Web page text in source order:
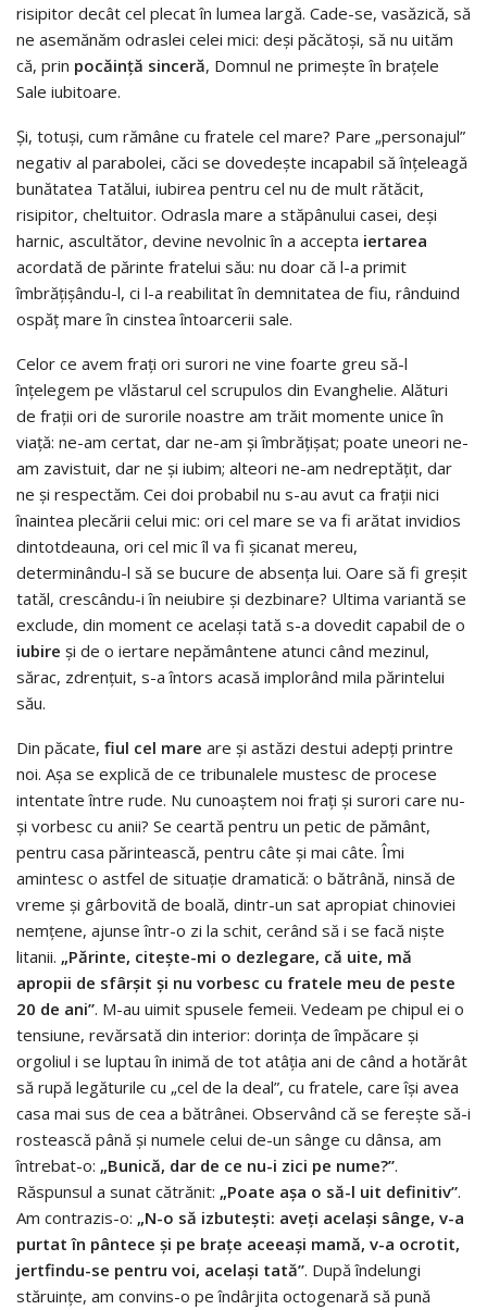
risipitor decât cel plecat în lumea largă. Cade-se, vasăzică, să
ne asemănăm odraslei celei mici: deși păcătoși, să nu uităm
că, prin pocăință sinceră, Domnul ne primește în brațele
Sale iubitoare.
Și, totuși, cum rămâne cu fratele cel mare? Pare „personajul”
negativ al parabolei, căci se dovedește incapabil să înțeleagă
bunătatea Tatălui, iubirea pentru cel nu de mult rătăcit,
risipitor, cheltuitor. Odrasla mare a stăpânului casei, deși
harnic, ascultător, devine nevolnic în a accepta iertarea
acordată de părinte fratelui său: nu doar că l-a primit
îmbrățișându-l, ci l-a reabilitat în demnitatea de fiu, rânduind
ospăț mare în cinstea întoarcerii sale.
Celor ce avem frați ori surori ne vine foarte greu să-l
înțelegem pe vlăstarul cel scrupulos din Evanghelie. Alături
de frații ori de surorile noastre am trăit momente unice în
viață: ne-am certat, dar ne-am și îmbrățișat; poate uneori ne-
am zavistuit, dar ne și iubim; alteori ne-am nedreptățit, dar
ne și respectăm. Cei doi probabil nu s-au avut ca frații nici
înaintea plecării celui mic: ori cel mare se va fi arătat invidios
dintotdeauna, ori cel mic îl va fi șicanat mereu,
determinându-l să se bucure de absența lui. Oare să fi greșit
tatăl, crescându-i în neiubire și dezbinare? Ultima variantă se
exclude, din moment ce același tată s-a dovedit capabil de o
iubire și de o iertare nepământene atunci când mezinul,
sărac, zdrențuit, s-a întors acasă implorând mila părintelui
său.
Din păcate, fiul cel mare are și astăzi destui adepți printre
noi. Așa se explică de ce tribunalele mustesc de procese
intentate între rude. Nu cunoaștem noi frați și surori care nu-
și vorbesc cu anii? Se ceartă pentru un petic de pământ,
pentru casa părintească, pentru câte și mai câte. Îmi
amintesc o astfel de situație dramatică: o bătrână, ninsă de
vreme și gârbovită de boală, dintr-un sat apropiat chinoviei
nemțene, ajunse într-o zi la schit, cerând să i se facă niște
litanii. „Părinte, citește-mi o dezlegare, că uite, mă
apropii de sfârșit și nu vorbesc cu fratele meu de peste
20 de ani”. M-au uimit spusele femeii. Vedeam pe chipul ei o
tensiune, revărsată din interior: dorința de împăcare și
orgoliul i se luptau în inimă de tot atâția ani de când a hotărât
să rupă legăturile cu „cel de la deal”, cu fratele, care își avea
casa mai sus de cea a bătrânei. Observând că se ferește să-i
rostească până şi numele celui de-un sânge cu dânsa, am
întrebat-o: „Bunică, dar de ce nu-i zici pe nume?”.
Răspunsul a sunat cătrănit: „Poate așa o să-l uit definitiv”.
Am contrazis-o: „N-o să izbutești: aveți același sânge, v-a
purtat în pântece și pe brațe aceeași mamă, v-a ocrotit,
jertfindu-se pentru voi, același tată”. După îndelungi
stăruințe, am convins-o pe îndârjita octogenară să pună